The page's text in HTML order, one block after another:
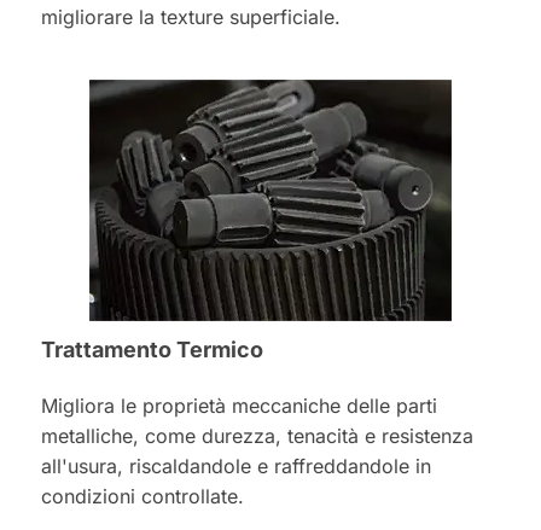
migliorare la texture superficiale.
Trattamento Termico
Migliora le proprietà meccaniche delle parti
metalliche, come durezza, tenacità e resistenza
all'usura, riscaldandole e raffreddandole in
condizioni controllate.